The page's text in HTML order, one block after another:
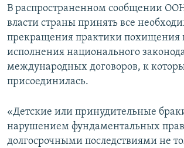
В распространенном сообщении
власти страны принять все
прекращения практики похищения
исполнения национального
международных договоров, к
присоединилась.
«Детские или принудительные
нарушением фундаментальных прав
долгосрочными последствиями не